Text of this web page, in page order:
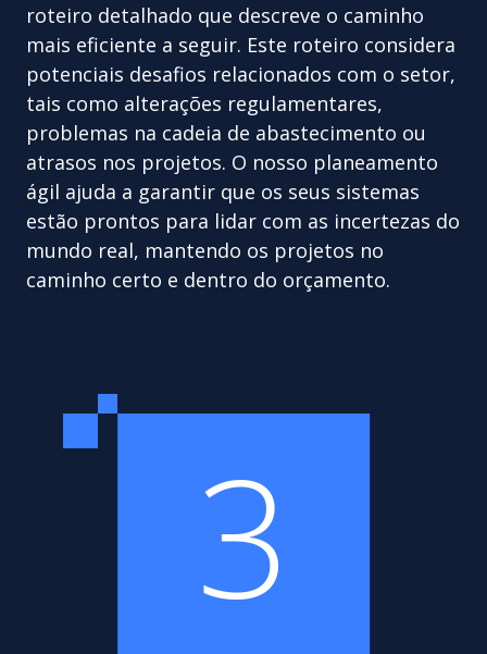
roteiro detalhado que descreve o caminho
mais eficiente a seguir. Este roteiro considera
potenciais desafios relacionados com o setor,
tais como alterações regulamentares,
problemas na cadeia de abastecimento ou
atrasos nos projetos. O nosso planeamento
ágil ajuda a garantir que os seus sistemas
estão prontos para lidar com as incertezas do
mundo real, mantendo os projetos no
caminho certo e dentro do orçamento.
3